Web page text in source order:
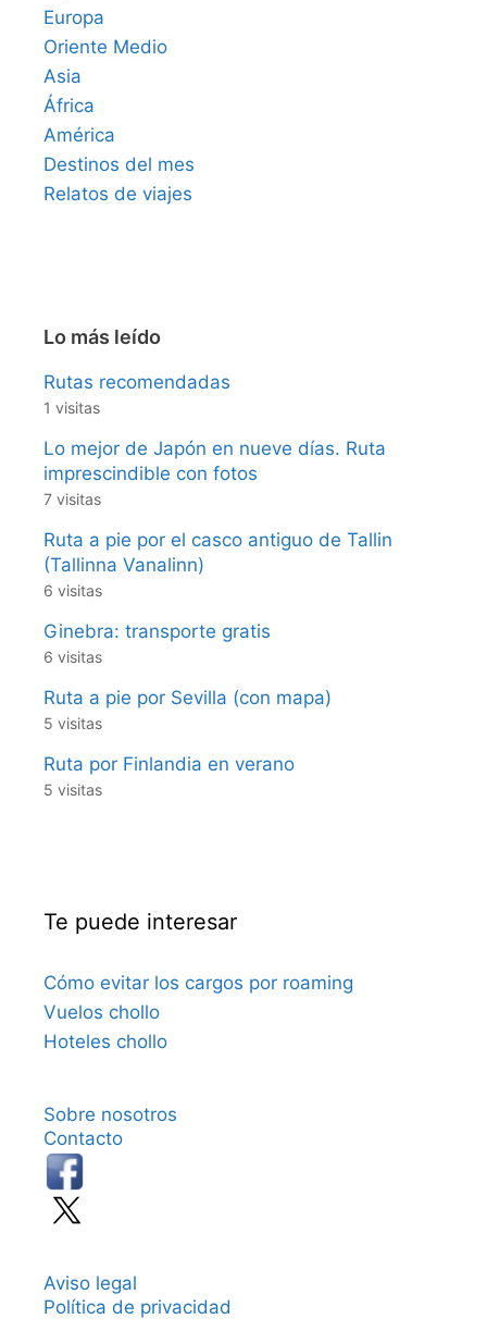
Europa
Oriente Medio
Asia
África
América
Destinos del mes
Relatos de viajes
Lo más leído
Rutas recomendadas
1 visitas
Lo mejor de Japón en nueve días. Ruta
imprescindible con fotos
7 visitas
Ruta a pie por el casco antiguo de Tallin
(Tallinna Vanalinn)
6 visitas
Ginebra: transporte gratis
6 visitas
Ruta a pie por Sevilla (con mapa)
5 visitas
Ruta por Finlandia en verano
5 visitas
Te puede interesar
Cómo evitar los cargos por roaming
Vuelos chollo
Hoteles chollo
Sobre nosotros
Contacto
Aviso legal
Política de privacidad